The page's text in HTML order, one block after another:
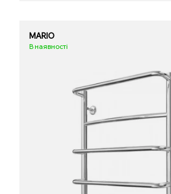
MARIO
В наявності